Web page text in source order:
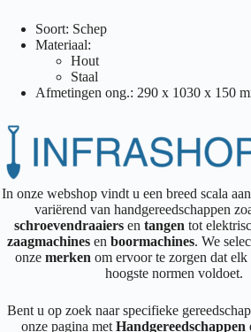
Soort: Schep
Materiaal:
Hout
Staal
Afmetingen ong.: 290 x 1030 x 150
In onze webshop vindt u een breed scala
variërend van handgereedschappen
schroevendraaiersen tangen tot
zaagmachines en boormachines. We
onzemerkenom ervoor te zorgen dat elk
hoogste normen voldoet.
Bent u op zoek naar specifieke
onze pagina metHandgereedschappen